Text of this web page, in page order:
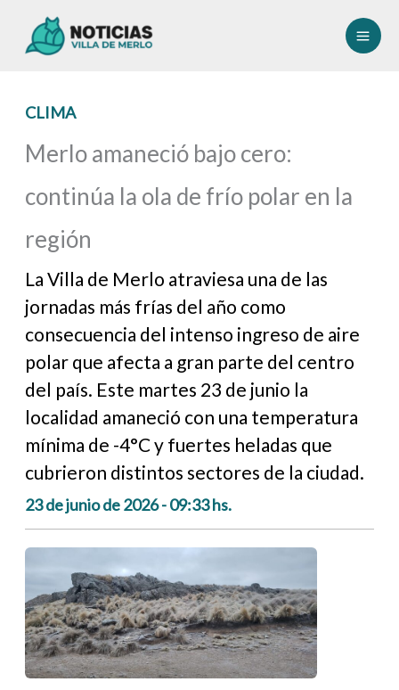
CLIMA
Merlo amaneció bajo cero:
continúa la ola de frío polar en la
región
La Villa de Merlo atraviesa una de las
jornadas más frías del año como
consecuencia del intenso ingreso de aire
polar que afecta a gran parte del centro
del país. Este martes 23 de junio la
localidad amaneció con una temperatura
mínima de -4°C y fuertes heladas que
cubrieron distintos sectores de la ciudad.
23 de junio de 2026 - 09:33 hs.